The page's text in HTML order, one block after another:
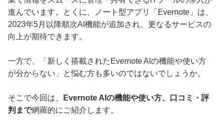
進んでいます。とくに、ノート型アプリ「Evernote」は、
2023年5月以降順次AI機能が追加され、更なるサービスの
向上が期待できます。
一方で、「新しく搭載されたEvernote AIの機能や使い方
が分からない」と悩む方も多いのではないでしょうか。
そこで今回は、
Evernote AIの機能や使い方、口コミ・評
判まで網羅的にご紹介します。